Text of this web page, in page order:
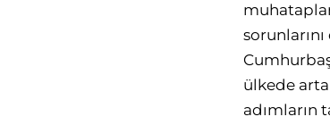
ülkede
adımların